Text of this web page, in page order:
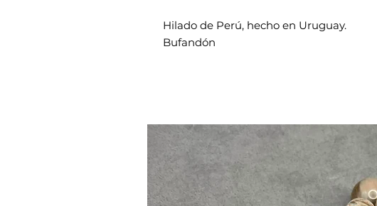
Hilado de Perú, hecho en Uruguay.
Bufandón